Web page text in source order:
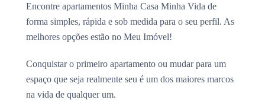
Encontre apartamentos Minha Casa Minha Vida de
forma simples, rápida e sob medida para o seu perfil. As
melhores opções estão no Meu Imóvel!
Conquistar o primeiro apartamento ou mudar para um
espaço que seja realmente seu é um dos maiores marcos
na vida de qualquer um.